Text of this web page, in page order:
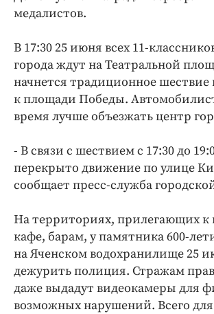
Интересное чтиво
Бренд года
Работодатель года
медалистов.
В 17:30 25 июня всех 11-
города ждут на Театральной
начнется традиционное
к площади Победы.
время лучше объезжать центр
- В связи с шествием с 17:30 до
перекрыто движение по улице
сообщает пресс-служба
На территориях, прилегающих к
кафе, барам, у памятника 600-
на Яченском водохранилище 25
дежурить полиция. Стражам
даже выдадут видеокамеры для
возможных нарушений. Всего